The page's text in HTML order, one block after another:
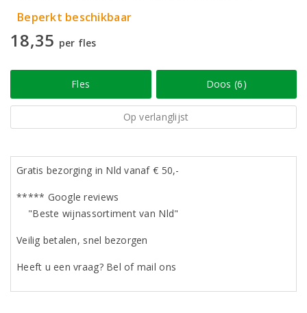
Beperkt beschikbaar
18,35 per fles
Fles Doos (6)
Op verlanglijst
Gratis bezorging in Nld vanaf € 50,-
***** Google reviews
"Beste wijnassortiment van Nld"
Veilig betalen, snel bezorgen
Heeft u een vraag? Bel of mail ons